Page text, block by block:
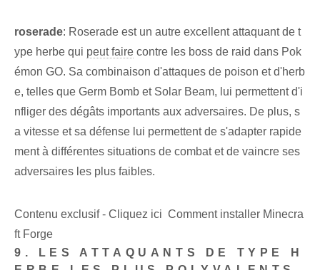
roserade: ‍Roserade‍ est un autre excellent attaquant de t
ype herbe qui⁣ peut faire contre les boss de raid dans Pok
émon GO. Sa combinaison d'attaques de poison et d'herb
e, telles que Germ Bomb et Solar Beam, lui permettent d'i
nfliger des dégâts importants aux adversaires. De plus,⁣ s
a vitesse et sa défense lui permettent de s'adapter rapide
ment à différentes situations de combat et de vaincre ses
adversaires les plus faibles.
Contenu exclusif - Cliquez ici Comment installer Minecra
ft Forge
9. LES ATTAQUANTS DE TYPE H